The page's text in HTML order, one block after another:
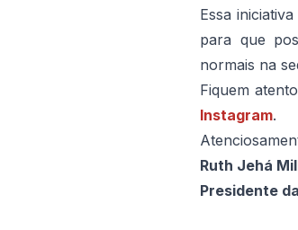
Essa
para que
normais na
Fiquem
Instagram.
Ruth Jehá
Presidente